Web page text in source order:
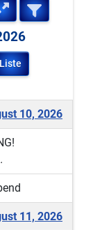
Liste
10, 2026
11, 2026